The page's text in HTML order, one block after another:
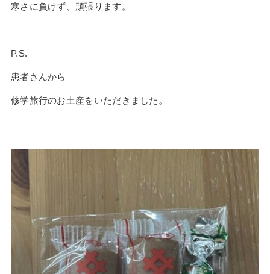
寒さに負けず、頑張ります。
P.S.
患者さんから
修学旅行のお土産をいただきました。